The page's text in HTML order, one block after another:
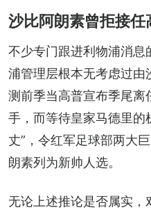
沙比阿朗素曾拒接任
不少专门跟进利物浦消息
浦管理层根本无考虑过由
测前季当高普宣布季尾离
手，而等待皇家马德里的
丈”，令红军足球部两大
朗素列为新帅人选。
无论上述推论是否属实